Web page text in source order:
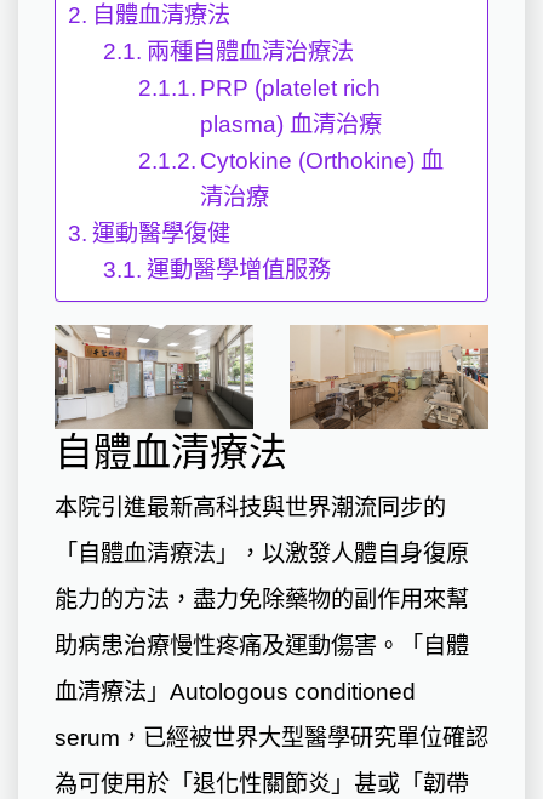
自體血清療法
兩種自體血清治療法
PRP (platelet rich
plasma) 血清治療
Cytokine (Orthokine) 血
清治療
運動醫學復健
運動醫學增值服務
自體血清療法
本院引進最新高科技與世界潮流同步的
「自體血清療法」，以激發人體自身復原
能力的方法，盡力免除藥物的副作用來幫
助病患治療慢性疼痛及運動傷害。「 自體
血清療法 」Autologous conditioned
serum，已經被世界大型醫學研究單位確認
為可使用於「 退化性關節炎 」甚或「 韌帶